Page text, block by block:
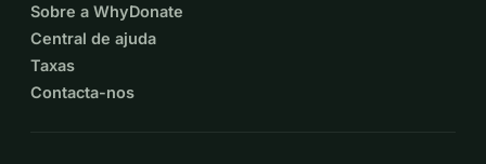
Sobre a WhyDonate
Central de ajuda
Taxas
Contacta-nos